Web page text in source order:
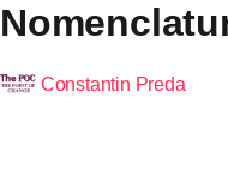
Constantin Preda